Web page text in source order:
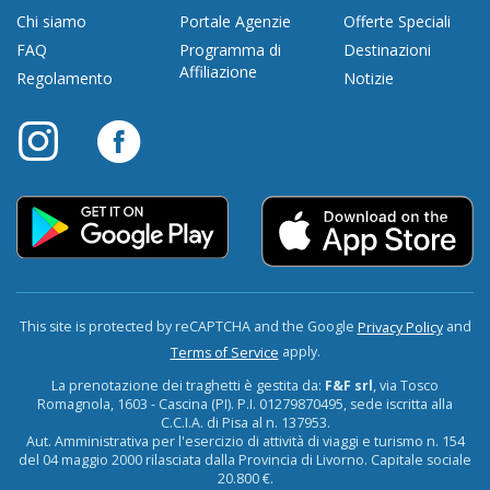
Chi siamo
FAQ
Regolamento
Portale Agenzie
Programma di
Affiliazione
Offerte Speciali
Destinazioni
Notizie
This site is protected by reCAPTCHA and the Google Privacy Policyand
Terms of Service apply.
La prenotazione dei traghetti è gestita da: F&F srl, via Tosco
Romagnola, 1603 - Cascina (PI). P.I. 01279870495, sede iscritta alla
C.C.I.A. di Pisa al n. 137953.
Aut. Amministrativa per l'esercizio di attività di viaggi e turismo n. 154
del 04 maggio 2000 rilasciata dalla Provincia di Livorno. Capitale sociale
20.800 €.